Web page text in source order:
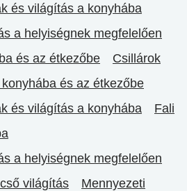
és világítás a konyhába
a helyiségnek megfelelően
és az étkezőbe
Csillárok
és az étkezőbe
és világítás a konyhába
Fali
a helyiségnek megfelelően
világítás
Mennyezeti